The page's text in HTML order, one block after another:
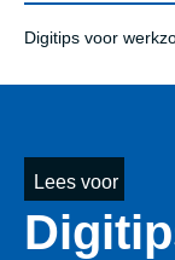
Digitips voor
Lees voor